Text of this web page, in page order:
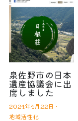
泉佐野市の日本
遺産協議会に出
席しました
2024年4月22日 ·
地域活性化